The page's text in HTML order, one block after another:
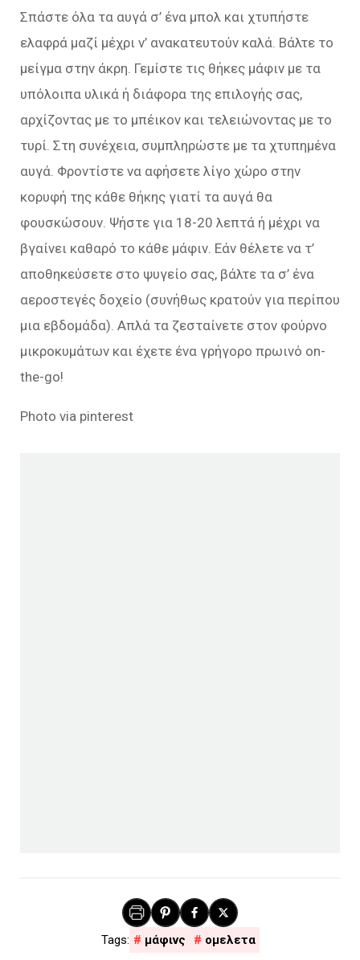
Σπάστε όλα τα αυγά σ’ ένα μπολ και χτυπήστε
ελαφρά μαζί μέχρι ν’ ανακατευτούν καλά. Βάλτε το
μείγμα στην άκρη. Γεμίστε τις θήκες μάφιν με τα
υπόλοιπα υλικά ή διάφορα της επιλογής σας,
αρχίζοντας με το μπέικον και τελειώνοντας με το
τυρί. Στη συνέχεια, συμπληρώστε με τα χτυπημένα
αυγά. Φροντίστε να αφήσετε λίγο χώρο στην
κορυφή της κάθε θήκης γιατί τα αυγά θα
φουσκώσουν. Ψήστε για 18-20 λεπτά ή μέχρι να
βγαίνει καθαρό το κάθε μάφιν. Εάν θέλετε να τ’
αποθηκεύσετε στο ψυγείο σας, βάλτε τα σ’ ένα
αεροστεγές δοχείο (συνήθως κρατούν για περίπου
μια εβδομάδα). Απλά τα ζεσταίνετε στον φούρνο
μικροκυμάτων και έχετε ένα γρήγορο πρωινό on-
the-go!
Photo via pinterest
μάφινς ομελετα